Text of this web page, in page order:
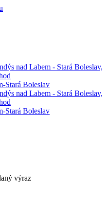
Stará Boleslav
Stará Boleslav
výraz